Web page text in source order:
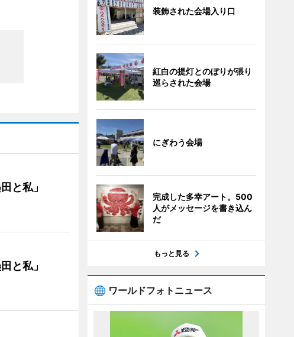
と私」
と私」
装飾された会場入り口
紅白の提灯とのぼりが張り
巡らされた会場
にぎわう会場
完成した多幸アート。500
人がメッセージを書き込ん
だ
もっと見る
ワールドフォトニュース